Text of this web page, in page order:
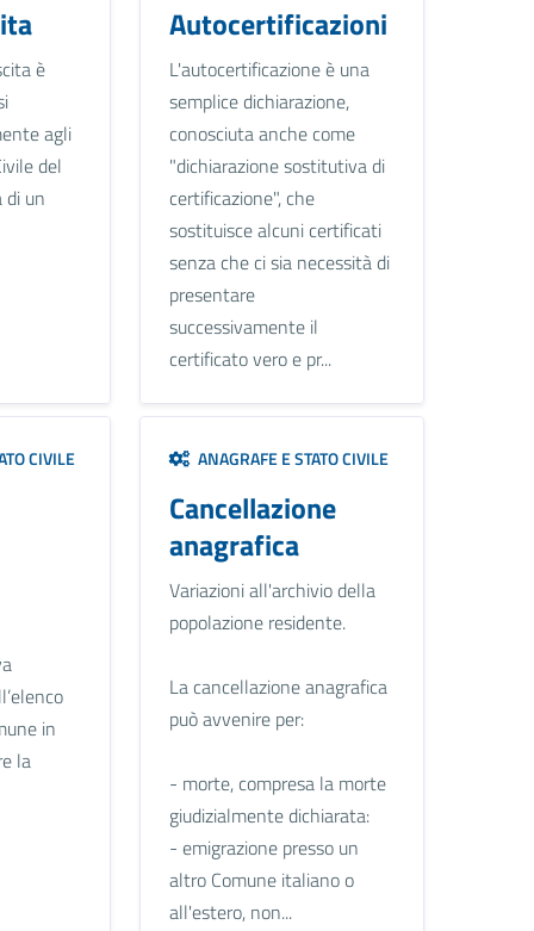
è
agli
del
di un
Autocertificazioni
L'autocertificazione è una
semplice dichiarazione,
conosciuta anche come
"dichiarazione sostitutiva di
certificazione", che
sostituisce alcuni certificati
senza che ci sia necessità di
presentare
successivamente il
certificato vero e pr...
CIVILE
in
la
ANAGRAFE E STATO CIVILE
Cancellazione
anagrafica
Variazioni all'archivio della
popolazione residente.
La cancellazione anagrafica
può avvenire per:
- morte, compresa la morte
giudizialmente dichiarata:
- emigrazione presso un
altro Comune italiano o
all'estero, non...